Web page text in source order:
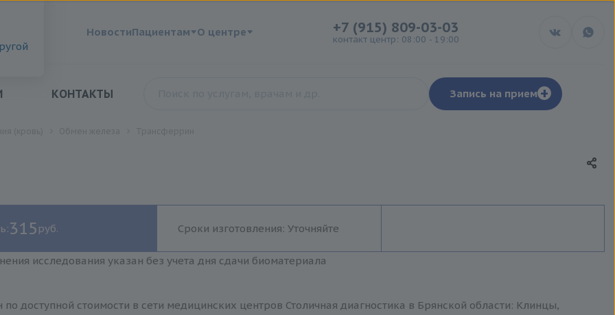
НовостиПациентам О центре +7 (915) 809-03-03
контакт центр: 08:00 - 19:00
КОНТАКТЫ Запись на прием +
315 руб. Сроки изготовления: Уточняйте
исследования указан без учета дня сдачи биоматериала
доступной стоимости в сети медицинских центров Столичная диагностика в Брянской области: Клинцы,